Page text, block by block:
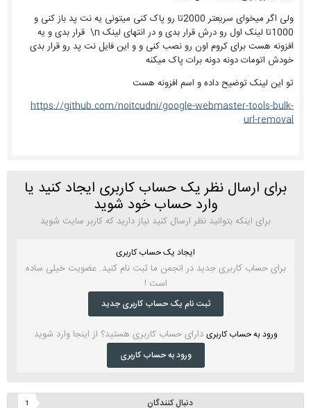
ولی اگر میخوای سریعتر 2000تا رو پاک کنی میتونی یه نت پد باز کنی و
1000تا لینک اول رو درش قرار بدی و در انتهای لینک n\ قرار بدی و یه
افزونه هست برای کروم اون رو نصب کنی و و این فایل نت پد رو قرار بدی
خودش اتومات دونه دونه برات پاک میکنه
تو این لینک توضیح داده و اسم افزونه هست
https://github.com/noitcudni/google-webmaster-tools-bulk-
url-removal
برای ارسال نظر یک حساب کاربری ایجاد کنید یا
وارد حساب خود شوید
برای اینکه بتوانید نظر ارسال کنید نیاز دارید که کاربر سایت شوید
ایجاد یک حساب کاربری
برای حساب کاربری جدید در انجمن ما ثبت نام کنید. عضویت خیلی ساده
است !
ثبت نام یک حساب کاربری جدید
ورود به حساب کاربری دارای حساب کاربری هستید؟ از اینجا وارد شوید
ورود به حساب کاربری
دنبال کنندگان 1